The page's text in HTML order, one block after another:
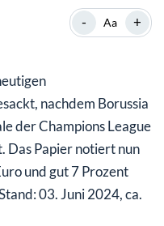
Sieg
- Aa +
nachdem Borussia
der Champions League
Das Papier notiert nun
und gut 7 Prozent
03. Juni 2024, ca.